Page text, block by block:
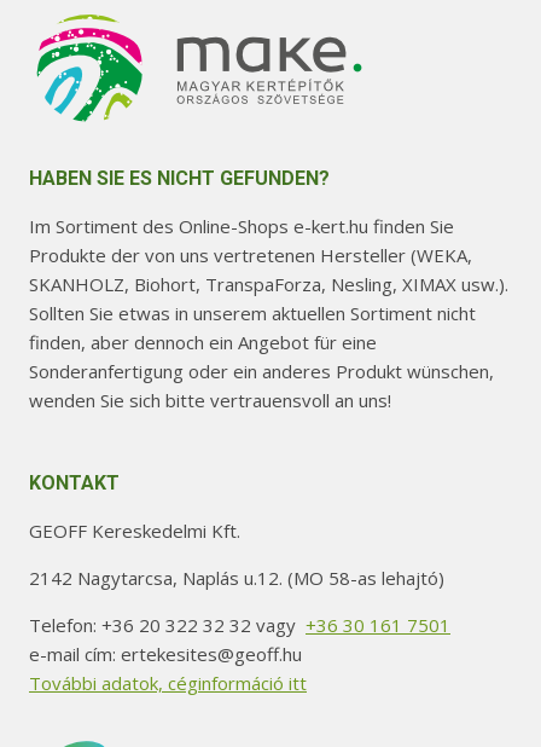
HABEN SIE ES NICHT GEFUNDEN?
Im Sortiment des Online-Shops e-kert.hu finden Sie
Produkte der von uns vertretenen Hersteller (WEKA,
SKANHOLZ, Biohort, TranspaForza, Nesling, XIMAX usw.).
Sollten Sie etwas in unserem aktuellen Sortiment nicht
finden, aber dennoch ein Angebot für eine
Sonderanfertigung oder ein anderes Produkt wünschen,
wenden Sie sich bitte vertrauensvoll an uns!
KONTAKT
GEOFF Kereskedelmi Kft.
2142 Nagytarcsa, Naplás u.12. (MO 58-as lehajtó)
Telefon: +36 20 322 32 32 vagy +36 30 161 7501
e-mail cím: ertekesites@geoff.hu
További adatok, céginformáció itt